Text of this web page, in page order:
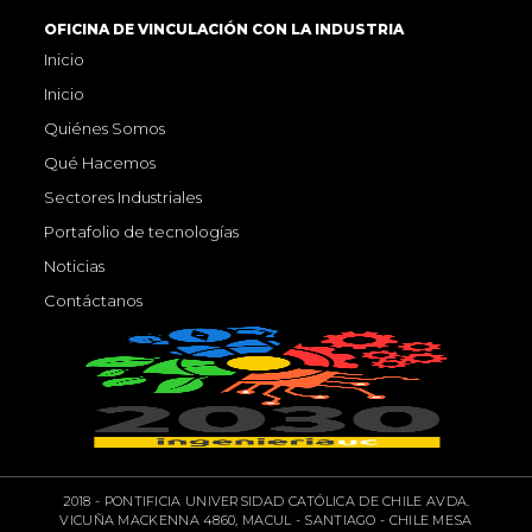
OFICINA DE VINCULACIÓN CON LA INDUSTRIA
Inicio
Inicio
Quiénes Somos
Qué Hacemos
Sectores Industriales
Portafolio de tecnologías
Noticias
Contáctanos
2018 - PONTIFICIA UNIVERSIDAD CATÓLICA DE CHILE AVDA.
VICUÑA MACKENNA 4860, MACUL - SANTIAGO - CHILE MESA